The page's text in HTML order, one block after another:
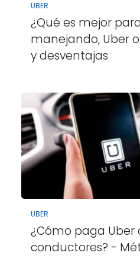
UBER
¿Qué es mejor
manejando, Uber
y desventajas
UBER
¿Cómo paga Uber
conductores? -